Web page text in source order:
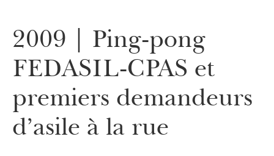
2009 | Ping-pong
FEDASIL-CPAS et
premiers demandeurs
d’asile à la rue